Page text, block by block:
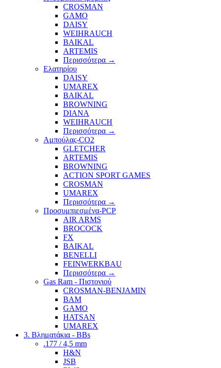
CROSMAN
GAMO
DAISY
WEIHRAUCH
BAIKAL
ARTEMIS
Περισσότερα →
Ελατηρίου
DAISY
UMAREX
BAIKAL
BROWNING
DIANA
WEIHRAUCH
Περισσότερα →
Αμπούλας-CO2
GLETCHER
ARTEMIS
BROWNING
ACTION SPORT GAMES
CROSMAN
UMAREX
Περισσότερα →
Προσυμπιεσμένα-PCP
AIR ARMS
BROCOCK
FX
BAIKAL
BENELLI
FEINWERKBAU
Περισσότερα →
Gas Ram - Πιστονιού
CROSMAN-BENJAMIN
BAM
GAMO
HATSAN
UMAREX
3. Βληματάκια - BBs
.177 / 4,5 mm
H&N
JSB